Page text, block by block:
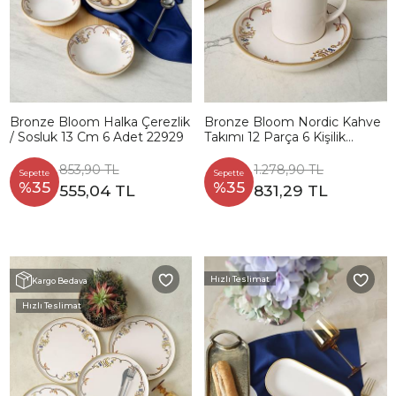
Bronze Bloom Halka Çerezlik
/ Sosluk 13 Cm 6 Adet 22929
Sepette
%35
853,90 TL
555,04 TL
Bronze Bloom Nordic Kahve
Takımı 12 Parça 6 Kişilik
Sepette
%35
1.278,90 TL
831,29 TL
Kargo Bedava
Hızlı Teslimat
Hızlı Teslimat